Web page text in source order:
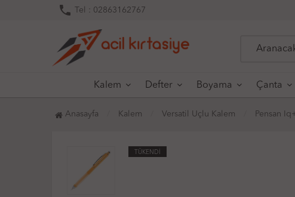
phone Tel : 02863162767
Kalem Defter Boyama Çanta
Anasayfa Kalem Versatil Uçlu Kalem Pensan
TÜKENDİ